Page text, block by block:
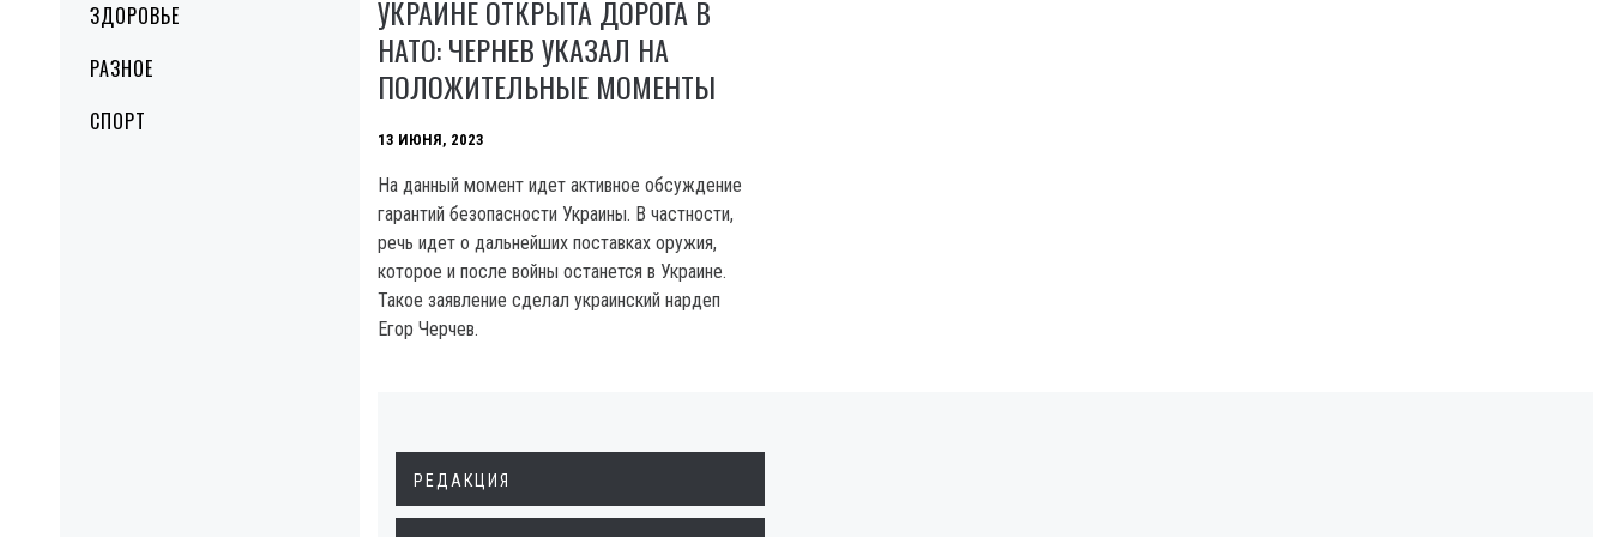
ЗДОРОВЬЕ
РАЗНОЕ
СПОРТ
УКРАИНЕ ОТКРЫТА ДОРОГА В
НАТО: ЧЕРНЕВ УКАЗАЛ НА
ПОЛОЖИТЕЛЬНЫЕ МОМЕНТЫ
13 ИЮНЯ, 2023
На данный момент идет активное обсуждение
гарантий безопасности Украины. В частности,
речь идет о дальнейших поставках оружия,
которое и после войны останется в Украине.
Такое заявление сделал украинский нардеп
Егор Черчев.
РЕДАКЦИЯ